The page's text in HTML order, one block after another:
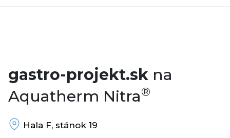
gastro-projekt.sk na
Aquatherm Nitra®
Hala F, stánok 19